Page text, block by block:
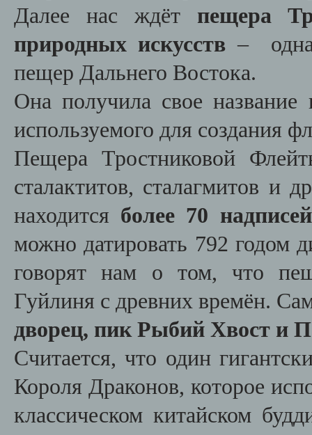
Далее нас ждёт пещера
природных искусств –
пещер Дальнего Востока.
Она получила свое название
используемого для создания
Пещера Тростниковой
сталактитов, сталагмитов и
находится более 70 надписей
можно датировать 792 годом
говорят нам о том, что
Гуйлиня с древних времён.
дворец, пик Рыбий Хвост и
Считается, что один
Короля Драконов, которое
классическом китайском